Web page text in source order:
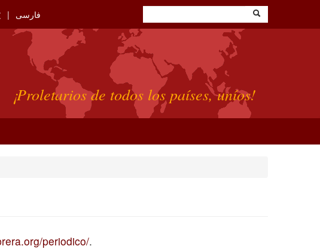
فارسی
¡Proletarios de todos los países, uníos!
periodico/.